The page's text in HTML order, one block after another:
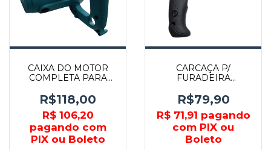
CAIXA DO MOTOR
COMPLETA PARA
MAKITA
R$118,00
R$ 106,20
pagando com
PIX ou Boleto
CARCAÇA P/
FURADEIRA
F000601144 - SKIL
R$79,90
R$ 71,91 pagando
com PIX ou
Boleto